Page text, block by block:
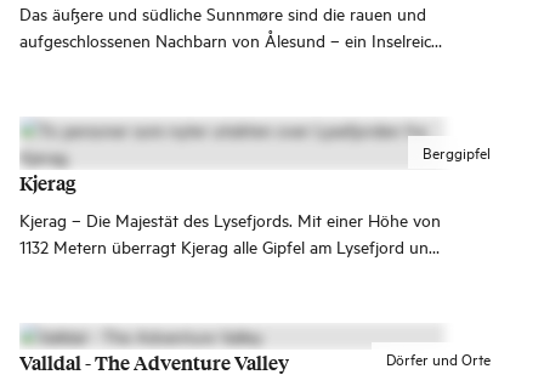
Das äußere und südliche Sunnmøre sind die rauen und
aufgeschlossenen Nachbarn von Ålesund – ein Inselreich
Berggipfel
Kjerag
Kjerag – Die Majestät des Lysefjords. Mit einer Höhe von
1132 Metern überragt Kjerag alle Gipfel am Lysefjord und
Dörfer und Orte
Valldal - The Adventure Valley